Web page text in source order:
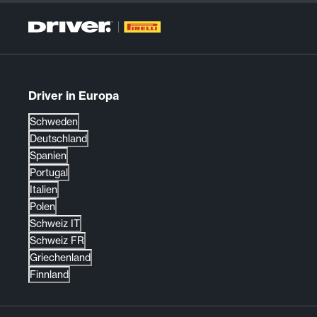
Driver in Europa
Schweden
Deutschland
Spanien
Portugal
Italien
Polen
Schweiz IT
Schweiz FR
Griechenland
Finnland